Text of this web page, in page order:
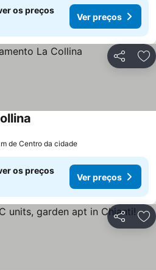
os preços
Ver preços
Partilhar
de Centro da cidade
os preços
Ver preços
Partilhar